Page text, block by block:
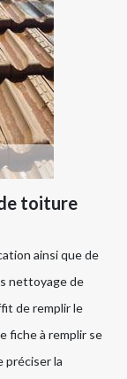
toiture
ainsi que de
nettoyage de
de remplir le
fiche à remplir se
préciser la